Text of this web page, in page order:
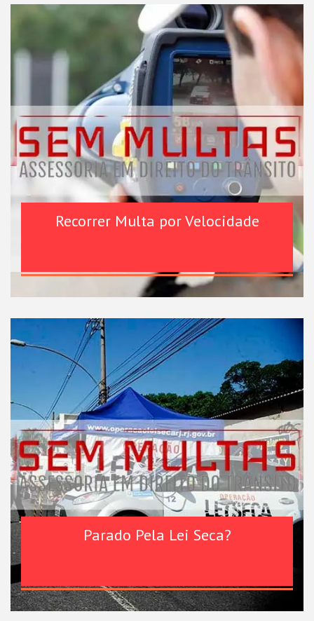
Recorrer Multa por Velocidade
Parado Pela Lei Seca?